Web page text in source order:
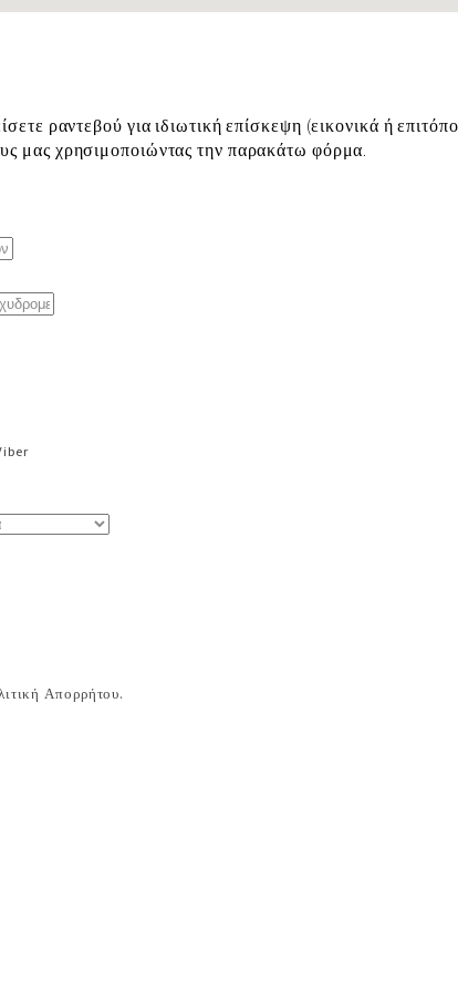
ραντεβού για ιδιωτική επίσκεψη (εικονικά ή
μας χρησιμοποιώντας την παρακάτω φόρμα.
Απορρήτου.